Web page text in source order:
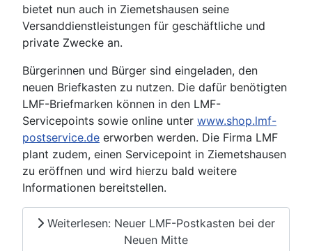
bietet nun auch in Ziemetshausen seine
Versanddienstleistungen für geschäftliche und
private Zwecke an.
Bürgerinnen und Bürger sind eingeladen, den
neuen Briefkasten zu nutzen. Die dafür benötigten
LMF-Briefmarken können in den LMF-
Servicepoints sowie online unter www.shop.lmf-
postservice.de erworben werden. Die Firma LMF
plant zudem, einen Servicepoint in Ziemetshausen
zu eröffnen und wird hierzu bald weitere
Informationen bereitstellen.
Weiterlesen: Neuer LMF-Postkasten bei der
Neuen Mitte